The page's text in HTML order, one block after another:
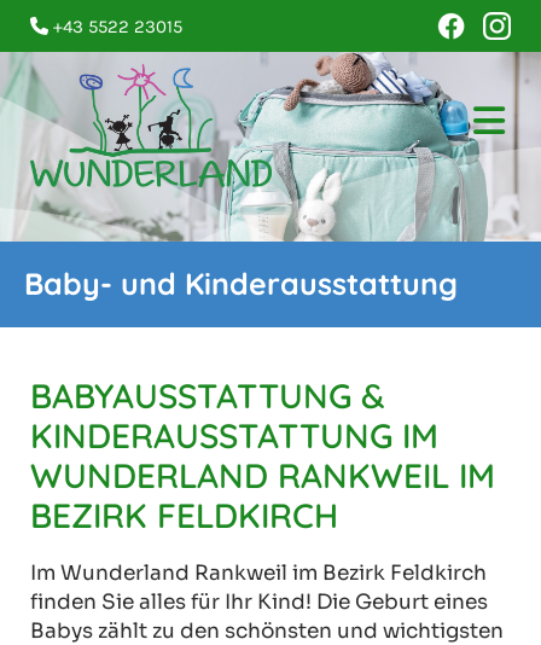
 +43 5522 23015
Baby- und Kinderausstattung
BABYAUSSTATTUNG &
KINDERAUSSTATTUNG IM
WUNDERLAND RANKWEIL IM
BEZIRK FELDKIRCH
Im Wunderland Rankweil im Bezirk Feldkirch
finden Sie alles für Ihr Kind! Die Geburt eines
Babys zählt zu den schönsten und wichtigsten